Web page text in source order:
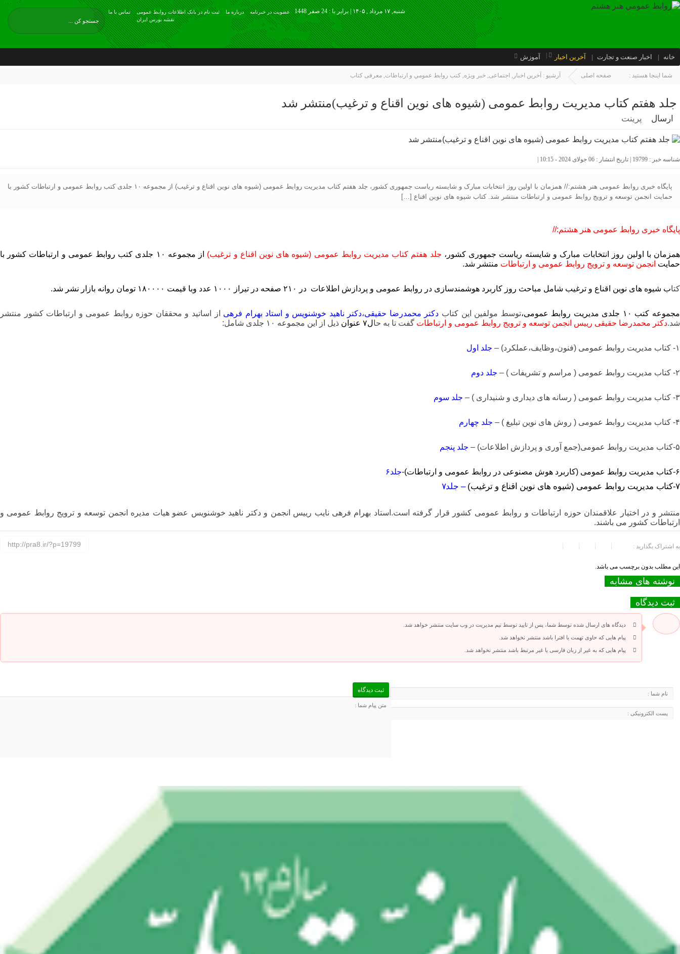
تماس با ما
ثبت نام در بانک اطلاعات روابط عمومی
نقشه بورس ایران
درباره ما عضويت در خبرنامه شنبه, ۱۷ مرداد , ۱۴۰۵ | برابر با : 24 صفر 1448
خانه اخبار صنعت و تجارت آخرین اخبار آموزش
شما اینجا هستید : صفحه اصلی آرشیو : آخرین اخبار , اجتماعی, خبر ویژه, كتب روابط عمومي و ارتباطات, معرفی کتاب
جلد هفتم کتاب مدیریت روابط عمومی (شیوه های نوین اقناع و ترغیب)منتشر شد
ارسال پرینت
شناسه خبر : 19799 | تاریخ انتشار : 06 جولای 2024 - 10:15 |
پایگاه خبری روابط عمومی هنر هشتم:// همزمان با اولین روز انتخابات مبارک و شایسته ریاست جمهوری کشور، جلد هفتم کتاب مدیریت روابط عمومی (شیوه های نوین اقناع و ترغیب) از مجموعه ۱۰ جلدی کتب روابط عمومی و ارتباطات کشور با
حمایت انجمن توسعه و ترویج روابط عمومی و ارتباطات منتشر شد. کتاب شیوه های نوین اقناع […]
پایگاه خبری روابط عمومی هنر هشتم://
همزمان با اولین روز انتخابات مبارک و شایسته ریاست جمهوری کشور، جلد هفتم کتاب مدیریت روابط عمومی (شیوه های نوین اقناع و ترغیب)
از مجموعه ۱۰ جلدی کتب روابط عمومی و ارتباطات کشور با
حمایت انجمن توسعه و ترویج روابط عمومی و ارتباطات منتشر شد.
کتاب شیوه های نوین اقناع و ترغیب شامل مباحث روز کاربرد هوشمندسازی در روابط عمومی و پردازش اطلاعات در ۲۱۰ صفحه در تیراز ۱۰۰۰ عدد وبا قیمت ۱۸۰۰۰۰ تومان روانه بازار نشر شد.
مجموعه کتب ۱۰ جلدی مدیریت روابط عمومی، توسط مولفین این کتاب دکتر محمدرضا حقیقی،دکتر ناهید خوشنویس و استاد بهرام فرهی از اساتید و محققان حوزه روابط عمومی و ارتباطات کشور منتشر
شد.دکتر محمدرضا حقیقی رییس انجمن توسعه و ترویج روابط عمومی و ارتباطات گفت تا به حال۷ عنوان ذیل از این مجموعه ۱۰ جلدی شامل:
۱- کتاب مدیریت روابط عمومی (فنون،وظایف،عملکرد) – جلد اول
۲- کتاب مدیریت روابط عمومی ( مراسم و تشریفات ) – جلد دوم
۳- کتاب مدیریت روابط عمومی ( رسانه های دیداری و شنیداری ) – جلد سوم
۴- کتاب مدیریت روابط عمومی ( روش های نوین تبلیغ ) – جلد چهارم
۵-کتاب مدیریت روابط عمومی(جمع آوری و پردازش اطلاعات) – جلد پنجم
۶-کتاب مدیریت روابط عمومی (کاربرد هوش مصنوعی در روابط عمومی و ارتباطات)-جلد۶
۷-کتاب مدیریت روابط عمومی (شیوه های نوین اقناع و ترغیب) – جلد۷
منتشر و در اختیار علاقمندان حوزه ارتباطات و روابط عمومی کشور قرار گرفته است.استاد بهرام فرهی نایب رییس انجمن و دکتر ناهید خوشنویس عضو هیات مدیره انجمن توسعه و ترویج روابط عمومی و
ارتباطات کشور می باشند.
به اشتراک بگذارید : http://pra8.ir/?p=19799
این مطلب بدون برچسب می باشد.
نوشته های مشابه
ثبت دیدگاه
دیدگاه های ارسال شده توسط شما، پس از تایید توسط تیم مدیریت در وب سایت منتشر خواهد شد.
پیام هایی که حاوی تهمت یا افترا باشد منتشر نخواهد شد.
پیام هایی که به غیر از زبان فارسی یا غیر مرتبط باشد منتشر نخواهد شد.